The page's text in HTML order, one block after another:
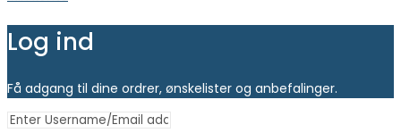
Log ind
Få adgang til dine ordrer, ønskelister og anbefalinger.